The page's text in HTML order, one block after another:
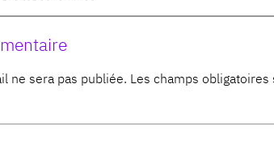
ne sera pas publiée. Les champs